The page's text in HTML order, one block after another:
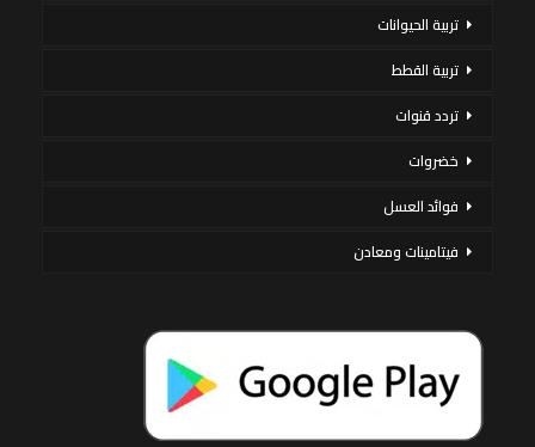
تربية الحيوانات
تربية القطط
تردد قنوات
خضروات
فوائد العسل
فيتامينات ومعادن